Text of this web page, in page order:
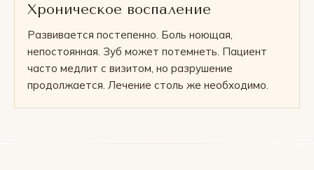
Хроническое воспаление
Развивается постепенно. Боль ноющая,
непостоянная. Зуб может потемнеть. Пациент
часто медлит с визитом, но разрушение
продолжается. Лечение столь же необходимо.